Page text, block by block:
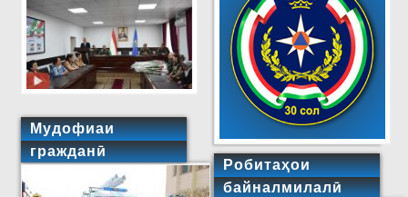
Мудофиаи
гражданӣ
Робитаҳои
байналмилалӣ